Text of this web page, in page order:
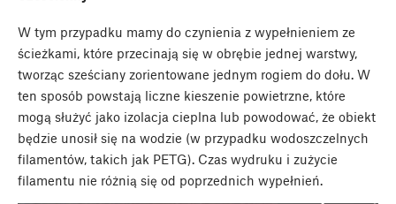
W tym przypadku mamy do czynienia z wypełnieniem ze
ścieżkami, które przecinają się w obrębie jednej warstwy,
tworząc sześciany zorientowane jednym rogiem do dołu. W
ten sposób powstają liczne kieszenie powietrzne, które
mogą służyć jako izolacja cieplna lub powodować, że obiekt
będzie unosił się na wodzie (w przypadku wodoszczelnych
filamentów, takich jak PETG). Czas wydruku i zużycie
filamentu nie różnią się od poprzednich wypełnień.